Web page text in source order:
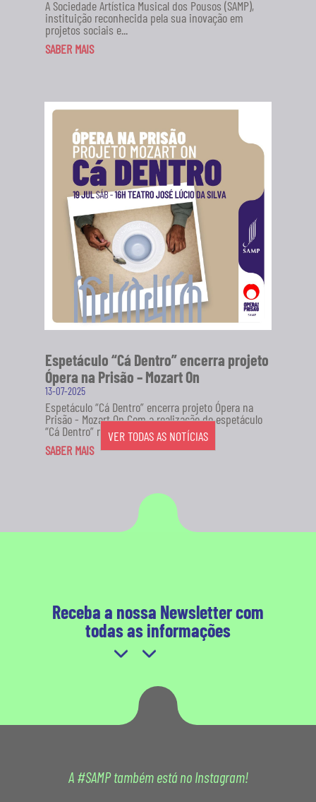
A Sociedade Artística Musical dos Pousos (SAMP),
instituição reconhecida pela sua inovação em
projetos sociais e...
SABER MAIS
Espetáculo “Cá Dentro” encerra projeto
Ópera na Prisão – Mozart On
13-07-2025
Espetáculo “Cá Dentro” encerra projeto Ópera na
Prisão - Mozart On Com a realização do espetáculo
“Cá Dentro” no...
SABER MAIS
VER TODAS AS NOTÍCIAS
Receba a nossa Newsletter com
todas as informações
A #SAMP também está no Instagram!